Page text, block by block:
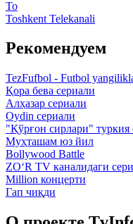
To
Toshkent Telekanali
Рекомендуем
TezFufbol - Futbol
Қора бева сериали
Алҳазар сериали
Oydin сериали
"Қўрғон сирлари" туркия
Муҳташам юз йил
Bollywood Battle
ZO‘R TV каналидаги
Million концерти
Гап чиқди